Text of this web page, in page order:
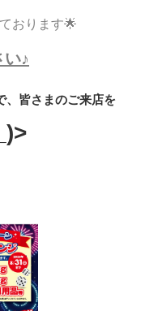
おります🌟
♪
、皆さまのご来店を